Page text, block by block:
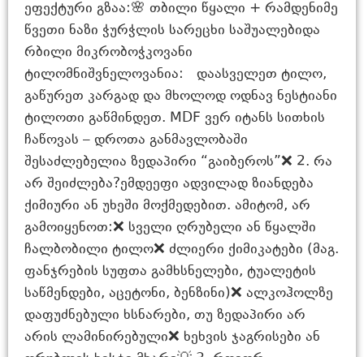
ეფექტური გზაა:🌸 თბილი წყალი + რამდენიმე
წვეთი ნაზი ჭურჭლის სარეცხი საშუალებიდა
რბილი მიკრობოჭკოვანი
ტილომნიშვნელოვანია: დაასველეთ ტილო,
გაწურეთ კარგად და მხოლოდ ოდნავ ნესტიანი
ტილოთი გაწმინდეთ. MDF ვერ იტანს სითხის
ჩაწოვას – დროთა განმავლობაში
შესაძლებელია ზედაპირი “გაიბეროს”❌ 2. რა
არ შეიძლება?ემდეეფი ადვილად ზიანდება
ქიმიური ან უხეში მოქმედებით. ამიტომ, არ
გამოიყენოთ:❌ სველი ღრუბელი ან წყალში
ჩალბობილი ტილო❌ ძლიერი ქიმიკატები (მაგ.
ფანჯრების სუფთა გამხსნელები, ტუალეტის
საწმენდები, აცეტონი, ბენზინი)❌ ალკოჰოლზე
დაფუძნებული ხსნარები, თუ ზედაპირი არ
არის ლამინირებული❌ ხეხვის ჯაგრისები ან